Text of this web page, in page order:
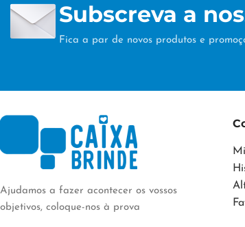
Subscreva a
Fica a par de novos produtos e
Ajudamos a fazer acontecer os vossos
objetivos, coloque-nos à prova